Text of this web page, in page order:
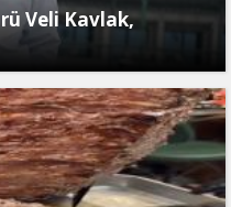
Veli Kavlak,